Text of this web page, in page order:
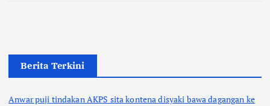
Berita Terkini
Anwar puji tindakan AKPS sita kontena disyaki bawa dagangan ke